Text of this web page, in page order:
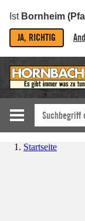
Ist Bornheim
JA, RICHTIG
Startseite